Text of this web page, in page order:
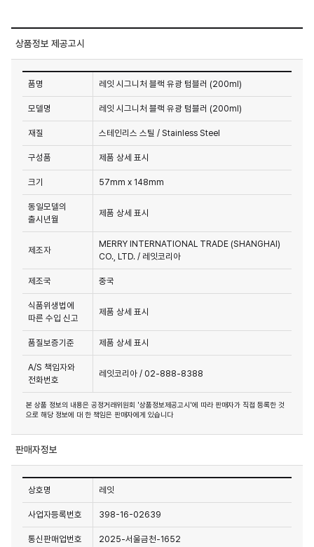
상품정보 제공고시
품명 레잇 시그니처 블랙 유광 텀블러 (200ml)
모델명 레잇 시그니처 블랙 유광 텀블러 (200ml)
재질 스테인리스 스틸 / Stainless Steel
구성품 제품 상세 표시
크기 57mm x 148mm
동일모델의
출시년월
제품 상세 표시
제조자
MERRY INTERNATIONAL TRADE (SHANGHAI)
CO., LTD. / 레잇코리아
제조국 중국
식품위생법에
따른 수입 신고
제품 상세 표시
품질보증기준 제품 상세 표시
A/S 책임자와
전화번호
레잇코리아 / 02-888-8388
본 상품 정보의 내용은 공정거래위원회 '상품정보제공고시'에 따라 판매자가 직접 등록한 것
으로 해당 정보에 대 한 책임은 판매자에게 있습니다
판매자정보
상호명 레잇
사업자등록번호 398-16-02639
통신판매업번호 2025-서울금천-1652